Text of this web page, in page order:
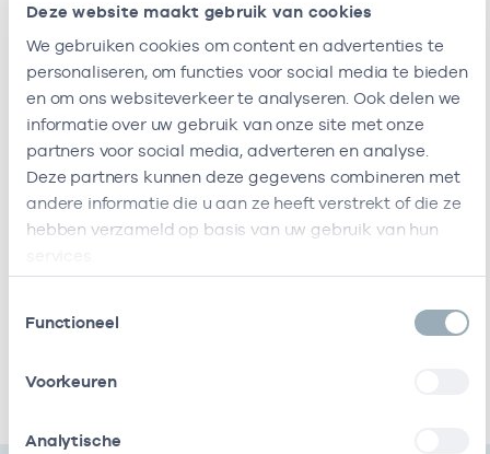
Deze website maakt gebruik van cookies
We gebruiken cookies om content en advertenties te
personaliseren, om functies voor social media te bieden
en om ons websiteverkeer te analyseren. Ook delen we
informatie over uw gebruik van onze site met onze
partners voor social media, adverteren en analyse.
Deze partners kunnen deze gegevens combineren met
andere informatie die u aan ze heeft verstrekt of die ze
hebben verzameld op basis van uw gebruik van hun
Functioneel
Voorkeuren
Analytische
Ik ben werkzaam bij de volgende vestigingen
Liva-
Verloskudig
Verloskundige - 02-11-
Ik heb een arbeidsrelatie met
Ik heb een arbeidsrelatie met
Naam Rol AGB-code Start
Verloskundig